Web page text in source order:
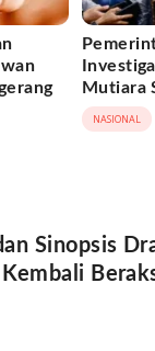
Mutiara
Turun
NASIONAL
Sinopsis